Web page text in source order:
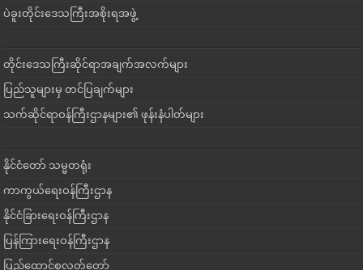
ပဲခူးတိုင်းဒေသကြီးအစိုးရအဖွဲ့
တိုင်းဒေသကြီးဆိုင်ရာအချက်အလက်များ
ပြည်သူများမှ တင်ပြချက်များ
သက်ဆိုင်ရာဝန်ကြီးဌာနများ၏ ဖုန်းနံပါတ်များ
နိုင်ငံတော် သမ္မတရုံး
ကာကွယ်ရေးဝန်ကြီးဌာန
နိုင်ငံခြားရေးဝန်ကြီးဌာန
ပြန်ကြားရေးဝန်ကြီးဌာန
ပြည်ထောင်စုလွှတ်တော်